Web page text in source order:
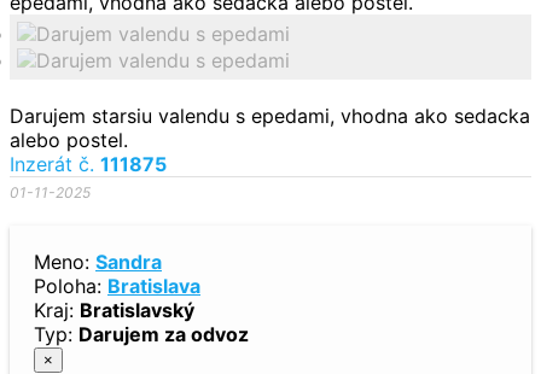
Darujem starsiu valendu s epedami, vhodna ako sedacka
alebo postel.
Inzerát č. 111875
01-11-2025
Meno: Sandra
Poloha: Bratislava
Kraj: Bratislavský
Typ: Darujem za odvoz
×